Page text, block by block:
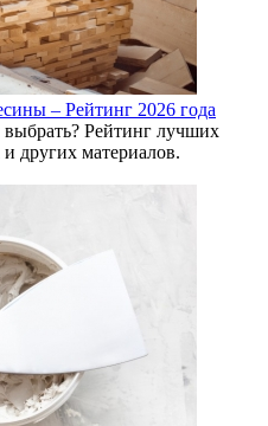
– Рейтинг 2026 года
Рейтинг лучших
других материалов.